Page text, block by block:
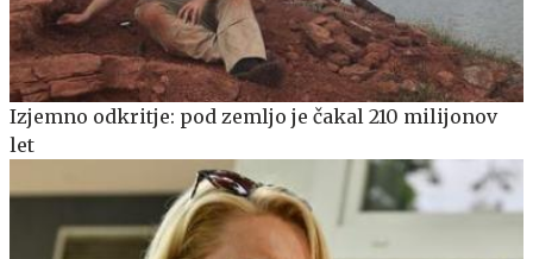
Izjemno odkritje: pod zemljo je čakal 210 milijonov
let